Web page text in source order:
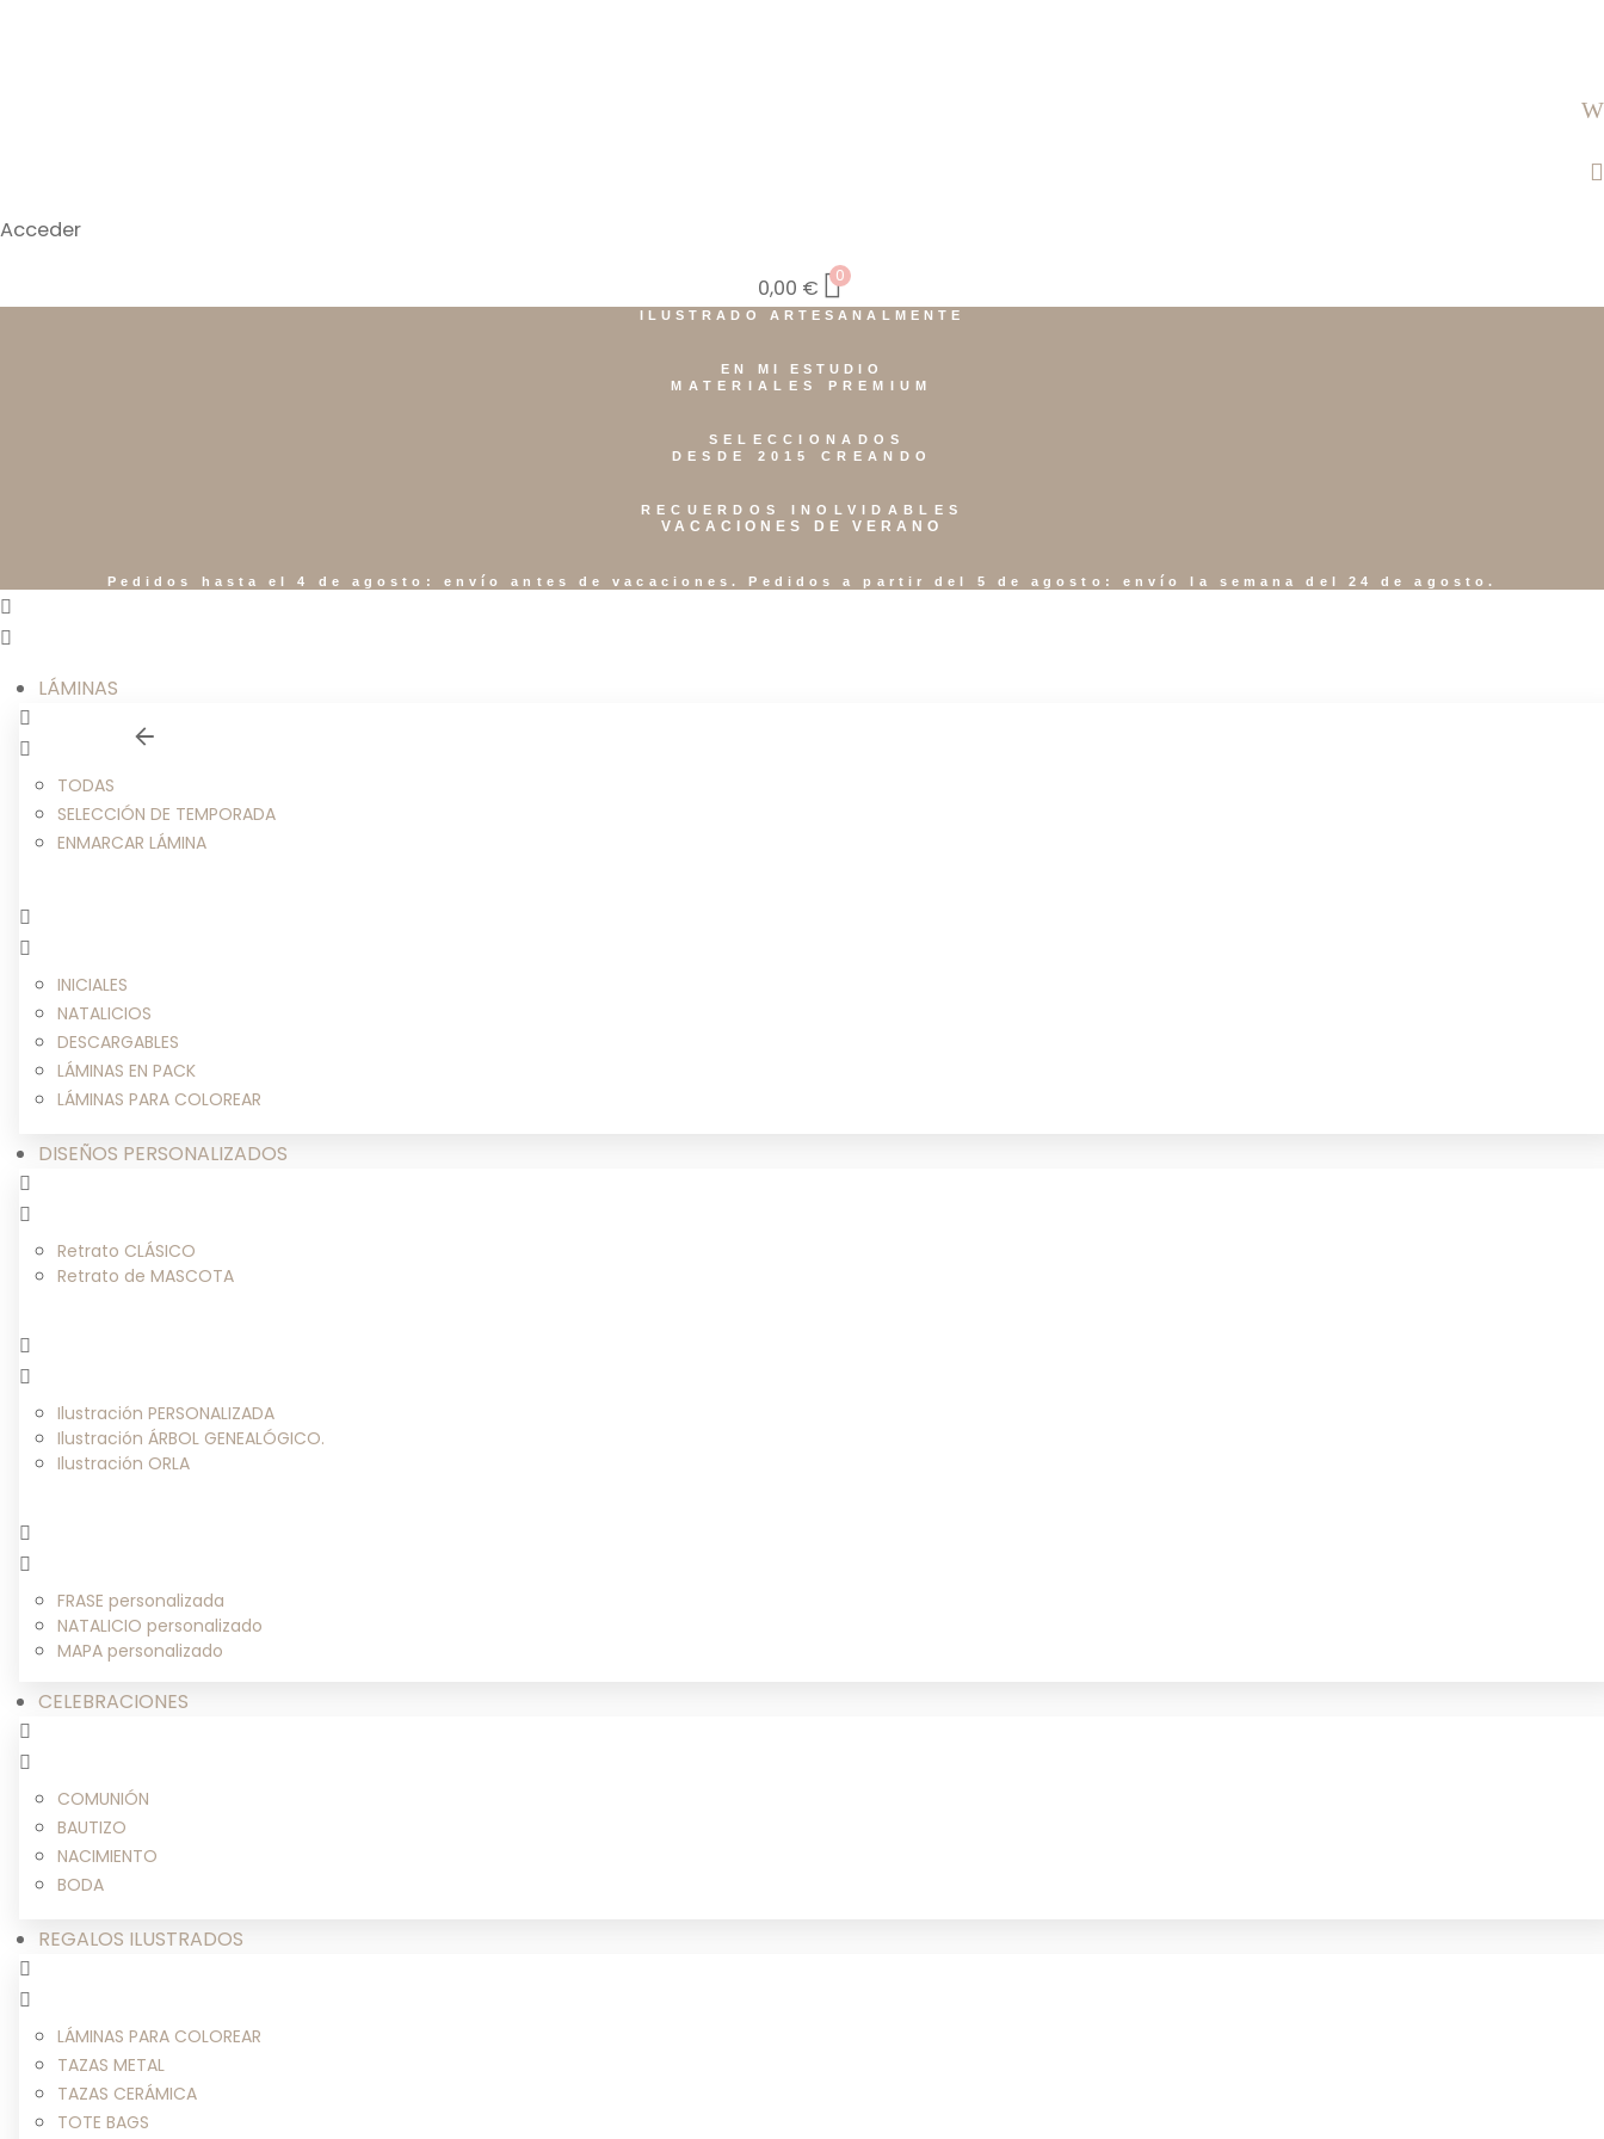
Acceder
0,00 € 0
ILUSTRADO ARTESANALMENTE
EN MI ESTUDIO
MATERIALES PREMIUM
SELECCIONADOS
DESDE 2015 CREANDO
RECUERDOS INOLVIDABLES
VACACIONES DE VERANO
Pedidos hasta el 4 de agosto: envío antes de vacaciones. Pedidos a partir del 5 de agosto: envío la semana del 24 de agosto.
LÁMINAS
TODAS
SELECCIÓN DE TEMPORADA
ENMARCAR LÁMINA
INICIALES
NATALICIOS
DESCARGABLES
LÁMINAS EN PACK
LÁMINAS PARA COLOREAR
DISEÑOS PERSONALIZADOS
Retrato CLÁSICO
Retrato de MASCOTA
Ilustración PERSONALIZADA
Ilustración ÁRBOL GENEALÓGICO.
Ilustración ORLA
FRASE personalizada
NATALICIO personalizado
MAPA personalizado
CELEBRACIONES
COMUNIÓN
BAUTIZO
NACIMIENTO
BODA
REGALOS ILUSTRADOS
LÁMINAS PARA COLOREAR
TAZAS METAL
TAZAS CERÁMICA
TOTE BAGS